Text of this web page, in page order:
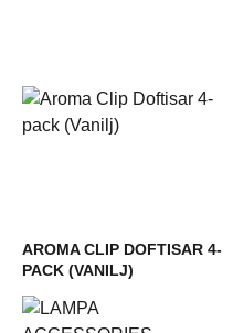
AROMA CLIP DOFTISAR 4-
PACK (VANILJ)